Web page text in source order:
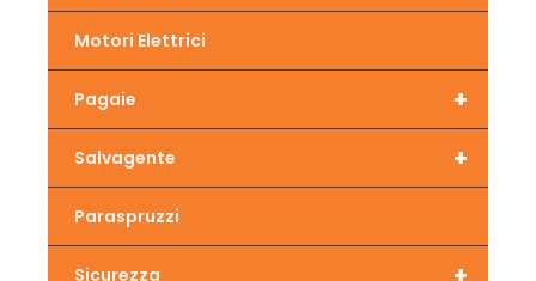
Motori Elettrici
+
Pagaie
+
Salvagente
Paraspruzzi
Sicurezza